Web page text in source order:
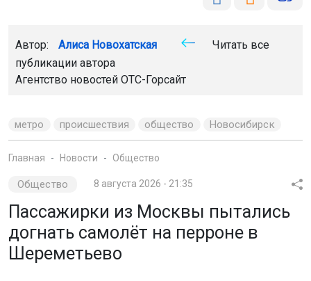
Автор: Алиса Новохатская
Читать все
публикации автора
Агентство новостей ОТС-Горсайт
метро происшествия общество Новосибирск
Главная Новости Общество
Общество 8 августа 2026 - 21:35
Пассажирки из Москвы пытались
догнать самолёт на перроне в
Шереметьево